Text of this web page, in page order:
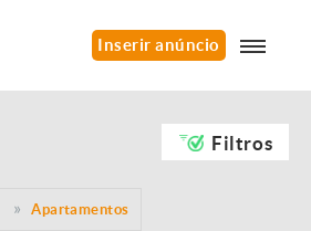
Inserir anúncio
Filtros
Apartamentos